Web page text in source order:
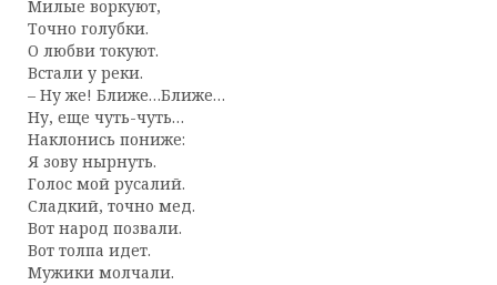
Милые воркуют,
Точно голубки.
О любви токуют.
Встали у реки.
– Ну же! Ближе…Ближе…
Ну, еще чуть-чуть…
Наклонись пониже:
Я зову нырнуть.
Голос мой русалий.
Сладкий, точно мед.
Вот народ позвали.
Вот толпа идет.
Мужики молчали.